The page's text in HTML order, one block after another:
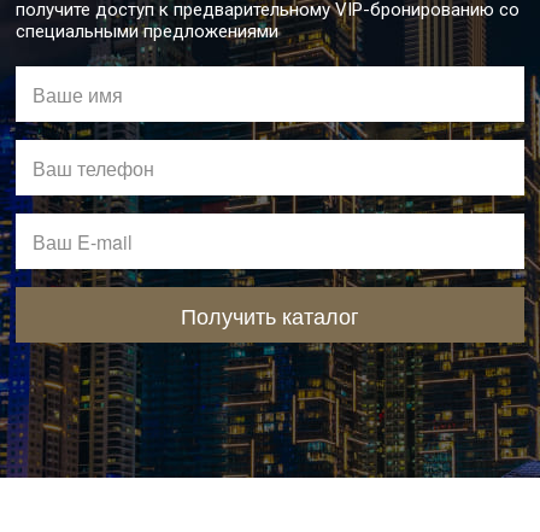
получите доступ к предварительному VIP-бронированию со
специальными предложениями
Получить каталог